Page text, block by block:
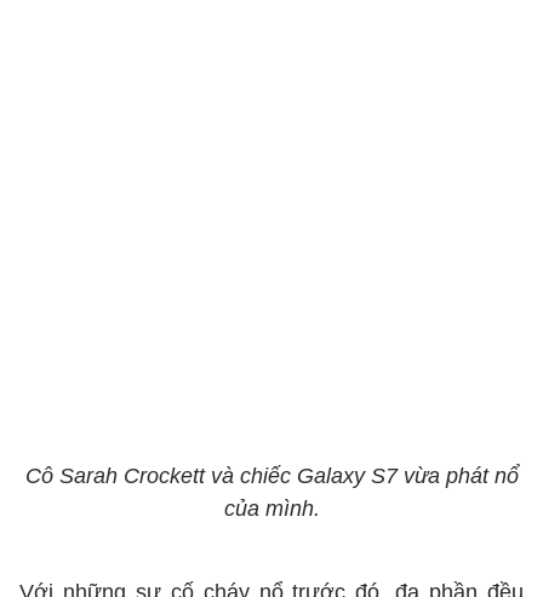
Cô Sarah Crockett và chiếc Galaxy S7 vừa phát nổ
của mình.
Với những sự cố cháy nổ trước đó, đa phần đều